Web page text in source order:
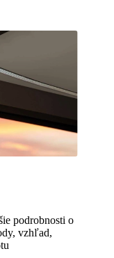
podrobnosti o
vzhľad,